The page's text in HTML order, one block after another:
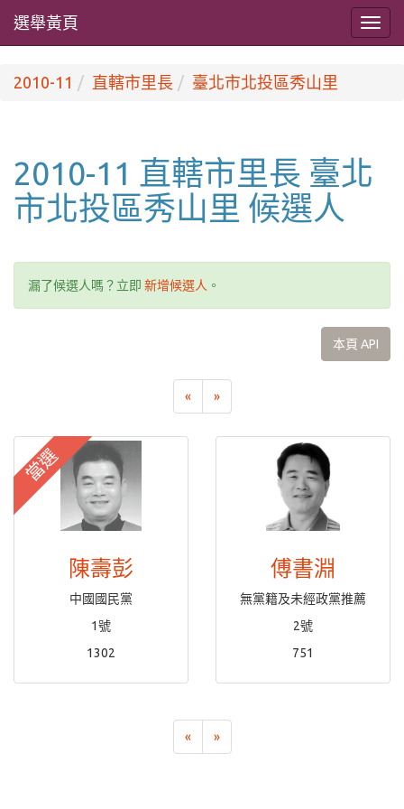
選舉黃頁
2010-11 直轄市里長 臺北市北投區秀山里
2010-11 直轄市里長 臺北
市北投區秀山里 候選人
漏了候選人嗎？立即 新增候選人 。
本頁 API
« »
當選
陳壽彭
中國國民黨
1號
1302
傅書淵
無黨籍及未經政黨推薦
2號
751
« »